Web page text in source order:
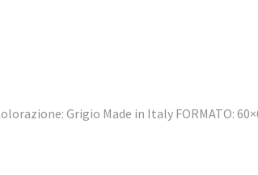
Grigio Made in Italy FORMATO: